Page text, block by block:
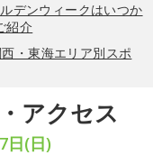
デンウィークはいつか
紹介
・東海エリア別スポ
アクセス
日(日)